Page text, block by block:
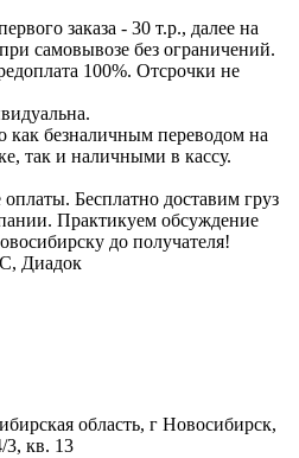
заказа - 30 т.р., далее на
самовывозе без ограничений.
100%. Отсрочки не
как безналичным переводом на
так и наличными в кассу.
Бесплатно доставим груз
Практикуем обсуждение
до получателя!
Диадок
область, г Новосибирск,
3, кв. 13